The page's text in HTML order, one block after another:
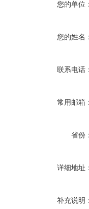
您的单位
您的姓名
联系电话
常用邮箱
省份
详细地址
补充说明